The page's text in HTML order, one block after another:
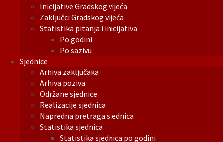
Inicijative Gradskog vijeća
Zaključci Gradskog vijeća
Statistika pitanja i inicijativa
Po godini
Po sazivu
Sjednice
Arhiva zaključaka
Arhiva poziva
Održane sjednice
Realizacije sjednica
Napredna pretraga sjednica
Statistika sjednica
Statistika sjednica po godini